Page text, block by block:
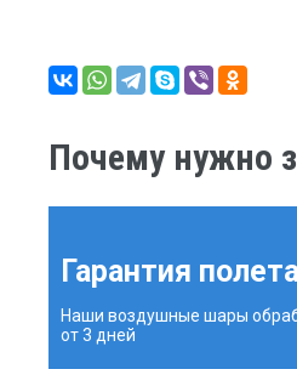
Почему нужно
Гарантия
Наши воздушные шары
от 3 дней